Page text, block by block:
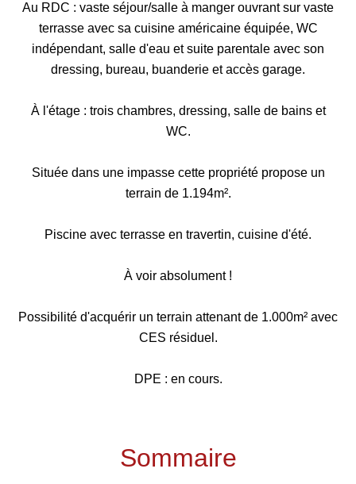
Au RDC : vaste séjour/salle à manger ouvrant sur vaste
terrasse avec sa cuisine américaine équipée, WC
indépendant, salle d'eau et suite parentale avec son
dressing, bureau, buanderie et accès garage.
À l'étage : trois chambres, dressing, salle de bains et
WC.
Située dans une impasse cette propriété propose un
terrain de 1.194m².
Piscine avec terrasse en travertin, cuisine d'été.
À voir absolument !
Possibilité d'acquérir un terrain attenant de 1.000m² avec
CES résiduel.
DPE : en cours.
Sommaire